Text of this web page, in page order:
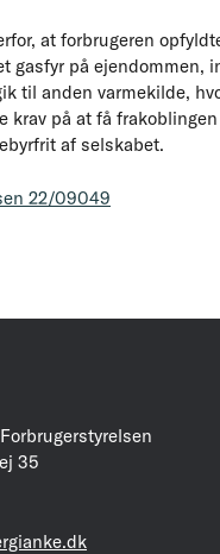
at forbrugeren
gasfyr på ejendommen,
til anden varmekilde,
krav på at få
af selskabet.
22/09049
35